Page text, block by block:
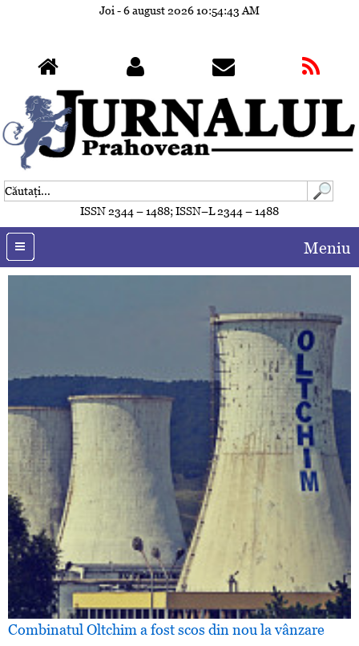
Joi - 6 august 202610:54:44 AM
ISSN 2344 – 1488; ISSN–L 2344 – 1488
Meniu
Combinatul Oltchim a fost scos din nou la vânzare